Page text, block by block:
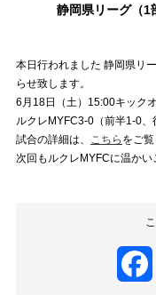
静岡県リーグ（1
本日行われました 静岡県リ
らせ致します。
6月18日（土）15:00キック
ルクレMYFC3-0（前半1-0
試合の詳細は、 こちら をご覧
次回もルクレMYFCに温かい